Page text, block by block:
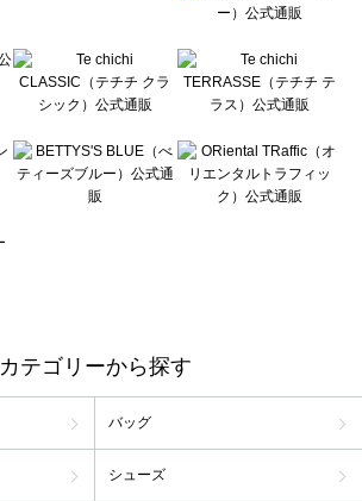
カテゴリーから探す
バッグ
シューズ